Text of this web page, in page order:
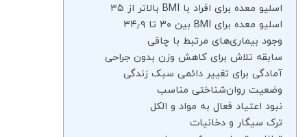
اسلیو معده برای افراد با BMI بالاتر از ۳۵
اسلیو معده برای BMI بین ۳۰ تا ۳۴٫۹
وجود بیماری‌های مرتبط با چاقی
سابقه تلاش برای کاهش وزن بدون جراحی
آمادگی برای تغییر دائمی سبک زندگی
وضعیت روان‌شناختی مناسب
نبود اعتیاد فعال به مواد و الکل
ترک سیگار و دخانیات